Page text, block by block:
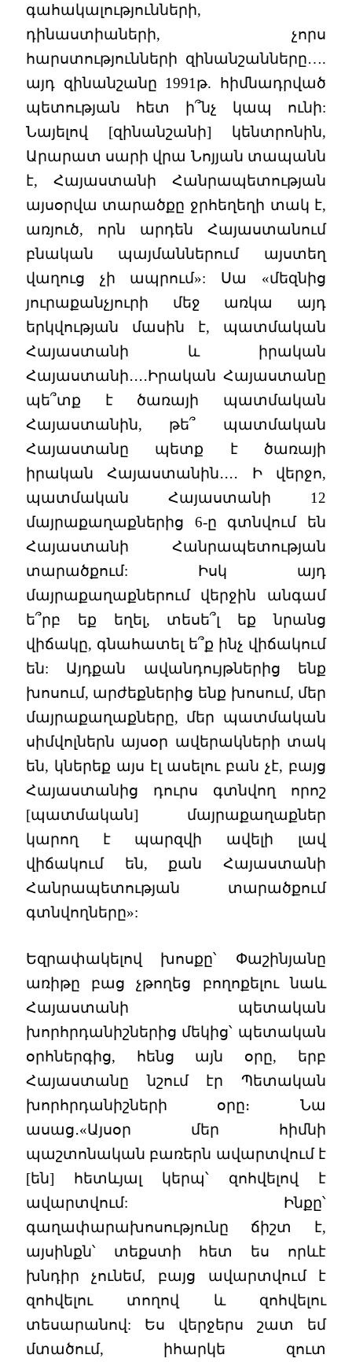
գահակալությունների,
դինաստիաների, չորս
հարստությունների զինանշանները….
այդ զինանշանը 1991թ. հիմնադրված
պետության հետ ի՞նչ կապ ունի:
Նայելով [զինանշանի] կենտրոնին,
Արարատ սարի վրա Նոյյան տապանն
է, Հայաստանի Հանրապետության
այսօրվա տարածքը ջրհեղեղի տակ է,
առյուծ, որն արդեն Հայաստանում
բնական պայմաններում այստեղ
վաղուց չի ապրում»: Սա «մեզնից
յուրաքանչյուրի մեջ առկա այդ
երկվության մասին է, պատմական
Հայաստանի և իրական
Հայաստանի․․․․Իրական Հայաստանը
պե՞տք է ծառայի պատմական
Հայաստանին, թե՞ պատմական
Հայաստանը պետք է ծառայի
իրական Հայաստանին․․․․ Ի վերջո,
պատմական Հայաստանի 12
մայրաքաղաքներից 6-ը գտնվում են
Հայաստանի Հանրապետության
տարածքում: Իսկ այդ
մայրաքաղաքներում վերջին անգամ
ե՞րբ եք եղել, տեսե՞լ եք նրանց
վիճակը, գնահատել ե՞ք ինչ վիճակում
են: Այդքան ավանդույթներից ենք
խոսում, արժեքներից ենք խոսում, մեր
մայրաքաղաքները, մեր պատմական
սիմվոլներն այսօր ավերակների տակ
են, կներեք այս էլ ասելու բան չէ, բայց
Հայաստանից դուրս գտնվող որոշ
[պատմական] մայրաքաղաքներ
կարող է պարզվի ավելի լավ
վիճակում են, քան Հայաստանի
Հանրապետության տարածքում
գտնվողները»:
Եզրափակելով խոսքը՝ Փաշինյանը
առիթը բաց չթողեց բողոքելու նաև
Հայաստանի պետական
խորհրդանիշներից մեկից՝ պետական
օրհներգից, հենց այն օրը, երբ
Հայաստանը նշում էր Պետական
խորհրդանիշների օրը։ Նա
ասաց․«Այսօր մեր հիմնի
պաշտոնական բառերն ավարտվում է
[են] հետևյալ կերպ՝ զոհվելով է
ավարտվում: Ինքը՝
գաղափարախոսությունը ճիշտ է,
այսինքն՝ տեքստի հետ ես որևէ
խնդիր չունեմ, բայց ավարտվում է
զոհվելու տողով և զոհվելու
տեսարանով: Ես վերջերս շատ եմ
մտածում, իհարկե զուտ